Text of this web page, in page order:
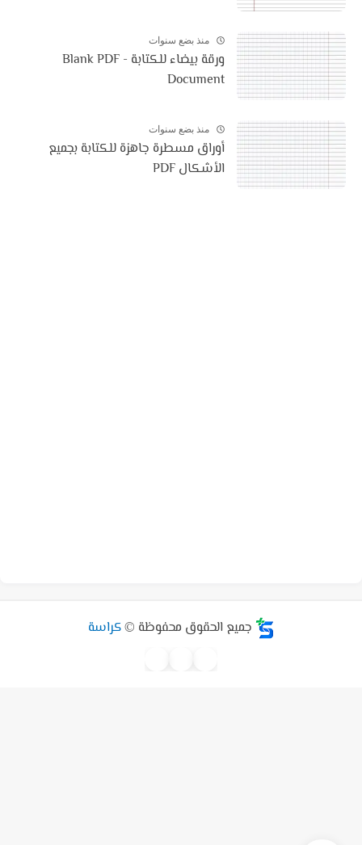
منذ بضع سنوات
ورقة بيضاء للكتابة - Blank PDF
Document
منذ بضع سنوات
أوراق مسطرة جاهزة للكتابة بجميع
الأشكال PDF
جميع الحقوق محفوظة © كراسة